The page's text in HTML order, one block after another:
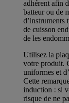
adhérent afin
batteur ou de
d’instruments
de cuisson
de les
Utilisez la
votre produit.
uniformes et
Cette
induction : si
risque de ne